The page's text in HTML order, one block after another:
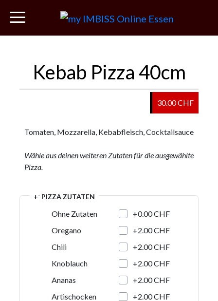
Kebab Pizza 40cm
30.00 CHF
Tomaten, Mozzarella, Kebabfleisch, Cocktailsauce
Wähle aus deinen weiteren Zutaten für die ausgewählte
Pizza.
+¨ PIZZA ZUTATEN
Ohne Zutaten
+0.00 CHF
Oregano
+2.00 CHF
Chili
+2.00 CHF
Knoblauch
+2.00 CHF
Ananas
+2.00 CHF
Artischocken
+2.00 CHF